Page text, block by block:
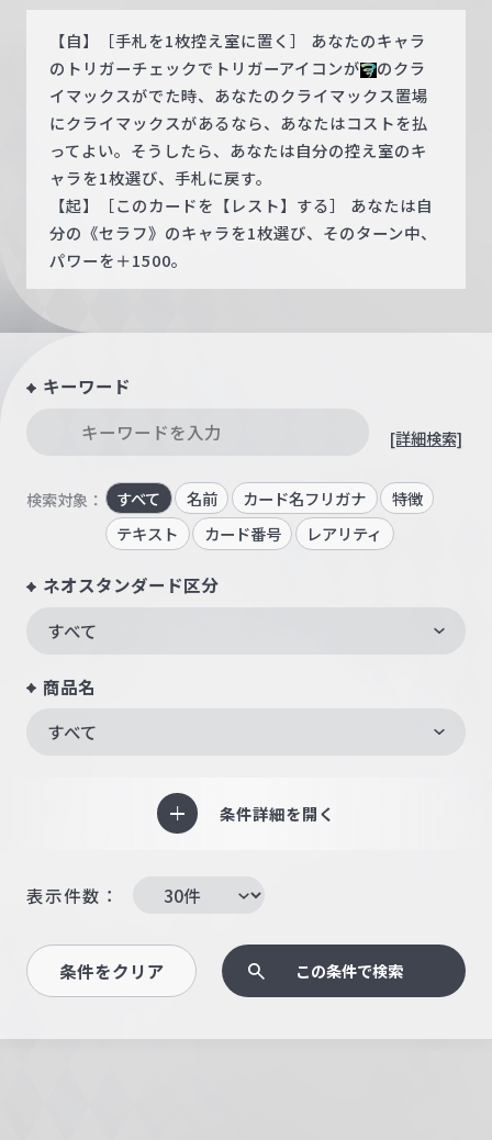
【自】［手札を1枚控え室に置く］ あなたのキャラ
のトリガーチェックでトリガーアイコンが
のクラ
イマックスがでた時、あなたのクライマックス置場
にクライマックスがあるなら、あなたはコストを払
ってよい。そうしたら、あなたは自分の控え室のキ
ャラを1枚選び、手札に戻す。
【起】［このカードを【レスト】する］ あなたは自
分の《セラフ》のキャラを1枚選び、そのターン中、
パワーを＋1500。
キーワード
[詳細検索]
検索対象： すべて 名前 カード名フリガナ
特徴
テキスト
カード番号 レアリティ
ネオスタンダード区分
すべて
商品名
すべて
条件詳細を開く
表示件数：
条件をクリア この条件で検索